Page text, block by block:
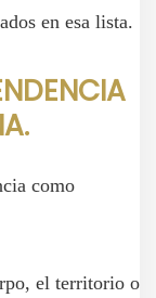
en esa lista.
como
el territorio o